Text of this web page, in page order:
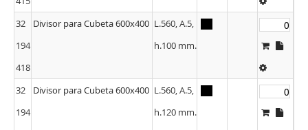
32
194
418
Divisor para Cubeta 600x400 L.560, A.5,
h.100 mm.
32
194
Divisor para Cubeta 600x400 L.560, A.5,
h.120 mm.